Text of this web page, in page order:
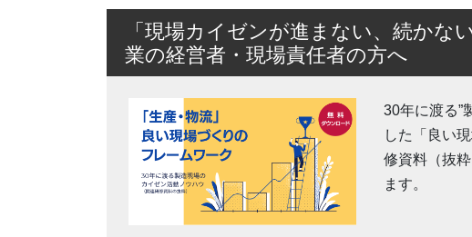
「現場カイゼンが進まない、続かな
業の経営者・現場責任者の方へ
30年に渡る”
した「良い
修資料（抜
ます。